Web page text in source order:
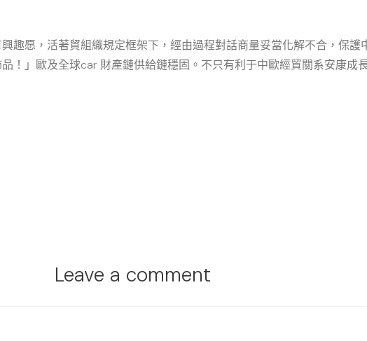
趣愿，活著貿組織規定框架下，經由過程對話商量妥當化解不合，保護
！」歐及全球car 財產鏈供給鏈穩固。不只有利于中歐經貿關系安康成
Leave a comment